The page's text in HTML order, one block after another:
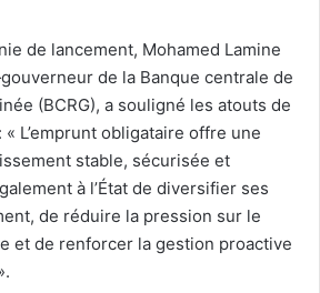
de lancement, Mohamed Lamine
de la Banque centrale de
(BCRG), a souligné les atouts de
L’emprunt obligataire offre une
stable, sécurisée et
à l’État de diversifier ses
de réduire la pression sur le
et de renforcer la gestion proactive